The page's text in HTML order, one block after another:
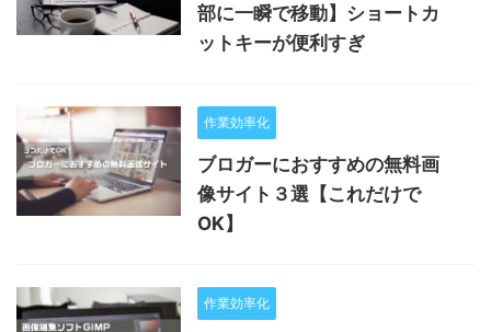
部に一瞬で移動】ショートカ
ットキーが便利すぎ
作業効率化
ブロガーにおすすめの無料画
像サイト３選【これだけで
OK】
作業効率化